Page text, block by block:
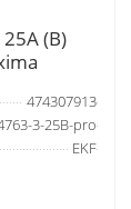
(В)
474307913
3-25B-pro
EKF